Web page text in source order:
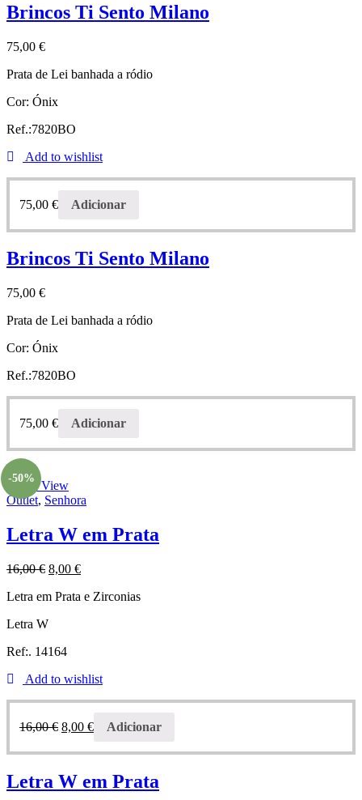
Brincos Ti Sento Milano
75,00 €
Prata de Lei banhada a ródio
Cor: Ónix
Ref.:7820BO
Add to wishlist
75,00 € Adicionar
Brincos Ti Sento Milano
75,00 €
Prata de Lei banhada a ródio
Cor: Ónix
Ref.:7820BO
75,00 € Adicionar
-50%
Quick View
Outlet, Senhora
Letra W em Prata
16,00€ 8,00 €
Letra em Prata e Zirconias
Letra W
Ref:. 14164
Add to wishlist
16,00€ 8,00 € Adicionar
Letra W em Prata